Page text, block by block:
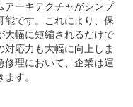
アーキテクチャがシンプ
能です。これにより、保
大幅に短縮されるだけで
応力も大幅に向上しま
理において、企業は運
す。